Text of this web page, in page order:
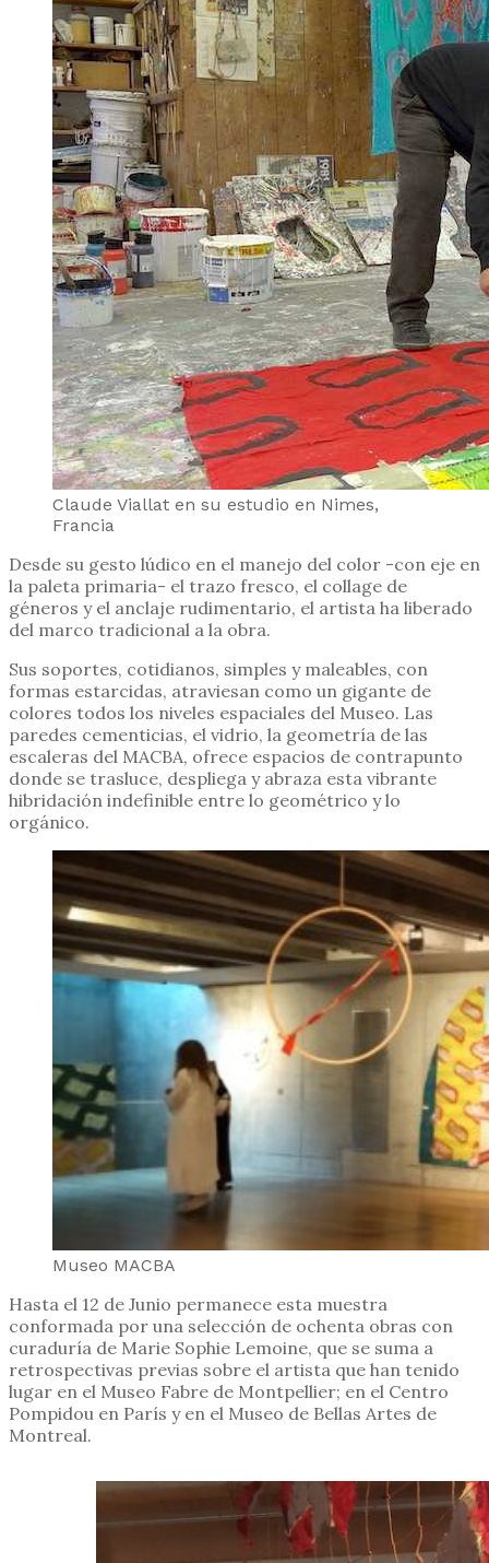
Claude Viallat en su estudio en Nimes,
Francia
Desde su gesto lúdico en el manejo del color -con eje en
la paleta primaria- el trazo fresco, el collage de
géneros y el anclaje rudimentario, el artista ha liberado
del marco tradicional a la obra.
Sus soportes, cotidianos, simples y maleables, con
formas estarcidas, atraviesan como un gigante de
colores todos los niveles espaciales del Museo. Las
paredes cementicias, el vidrio, la geometría de las
escaleras del MACBA, ofrece espacios de contrapunto
donde se trasluce, despliega y abraza esta vibrante
hibridación indefinible entre lo geométrico y lo
orgánico.
Museo MACBA
Hasta el 12 de Junio permanece esta muestra
conformada por una selección de ochenta obras con
curaduría de Marie Sophie Lemoine, que se suma a
retrospectivas previas sobre el artista que han tenido
lugar en el Museo Fabre de Montpellier; en el Centro
Pompidou en París y en el Museo de Bellas Artes de
Montreal.